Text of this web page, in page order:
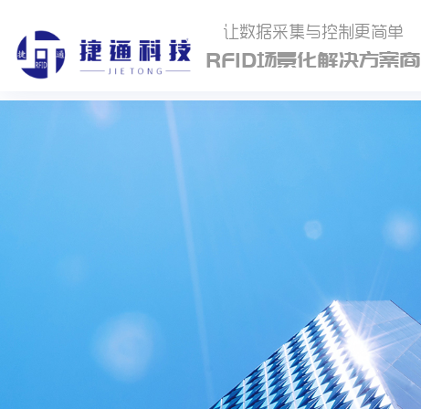
让数据采集与控制更简单
RFID场景化解决方案商